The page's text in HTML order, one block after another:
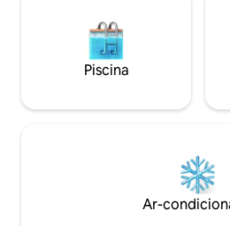
Piscina
Ar-